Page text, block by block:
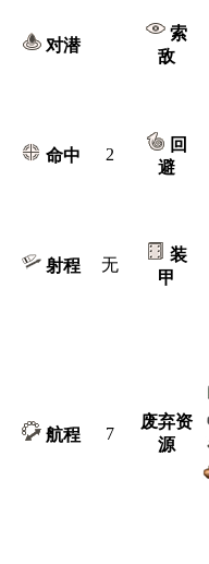
对潜
索
敌
命中 2
回
避
射程 无
装
甲
航程 7
废弃资
源